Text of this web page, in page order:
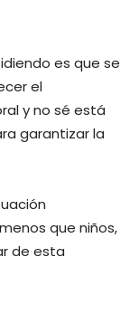
es que se
el
y no sé está
garantizar la
que niños,
de esta